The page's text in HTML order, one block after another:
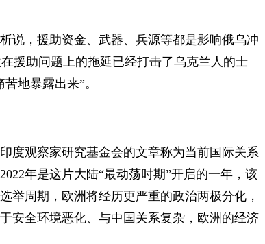
说，援助资金、武器、兵源等都是影响俄乌冲
援助问题上的拖延已经打击了乌克兰人的士
地暴露出来”。
度观察家研究基金会的文章称为当前国际关系
年是这片大陆“最动荡时期”开启的一年，该
举周期，欧洲将经历更严重的政治两极分化，
安全环境恶化、与中国关系复杂，欧洲的经济